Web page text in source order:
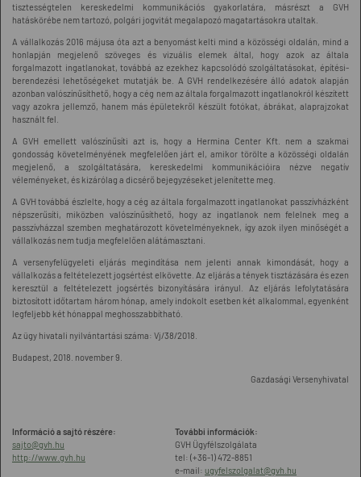
tisztességtelen kereskedelmi kommunikációs gyakorlatára, másrészt a GVH
hatáskörébe nem tartozó, polgári jogvitát megalapozó magatartásokra utaltak.
A vállalkozás 2016 májusa óta azt a benyomást kelti mind a közösségi oldalán, mind a
honlapján megjelenő szöveges és vizuális elemek által, hogy azok az általa
forgalmazott ingatlanokat, továbbá az ezekhez kapcsolódó szolgáltatásokat, építési-
berendezési lehetőségeket mutatják be. A GVH rendelkezésére álló adatok alapján
azonban valószínűsíthető, hogy a cég nem az általa forgalmazott ingatlanokról készített
vagy azokra jellemző, hanem más épületekről készült fotókat, ábrákat, alaprajzokat
használt fel.
A GVH emellett valószínűsíti azt is, hogy a Hermina Center Kft. nem a szakmai
gondosság követelményének megfelelően járt el, amikor törölte a közösségi oldalán
megjelenő, a szolgáltatására, kereskedelmi kommunikációira nézve negatív
véleményeket, és kizárólag a dicsérő bejegyzéseket jelenítette meg.
A GVH továbbá észlelte, hogy a cég az általa forgalmazott ingatlanokat passzívházként
népszerűsíti, miközben valószínűsíthető, hogy az ingatlanok nem felelnek meg a
passzívházzal szemben meghatározott követelményeknek, így azok ilyen minőségét a
vállalkozás nem tudja megfelelően alátámasztani.
A versenyfelügyeleti eljárás megindítása nem jelenti annak kimondását, hogy a
vállalkozás a feltételezett jogsértést elkövette. Az eljárás a tények tisztázására és ezen
keresztül a feltételezett jogsértés bizonyítására irányul. Az eljárás lefolytatására
biztosított időtartam három hónap, amely indokolt esetben két alkalommal, egyenként
legfeljebb két hónappal meghosszabbítható.
Az ügy hivatali nyilvántartási száma: Vj/38/2018.
Budapest, 2018. november 9.
Gazdasági Versenyhivatal
Információ a sajtó részére:
sajto@gvh.hu
http://www.gvh.hu
További információk:
GVH Ügyfélszolgálata
tel: (+36-1) 472-8851
e-mail: ugyfelszolgalat@gvh.hu